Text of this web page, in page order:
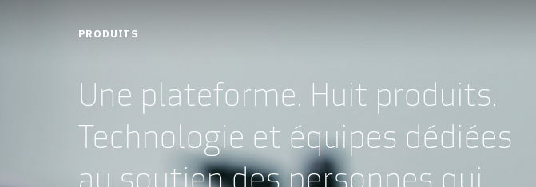
PRODUITS
Une plateforme. Huit produits.
Technologie et équipes dédiées
au soutien des personnes qui